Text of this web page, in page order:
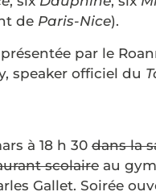
de Paris-Nice).
par le
speaker officiel du
à 18 h 30 dans la
scolaire au
Gallet. Soirée